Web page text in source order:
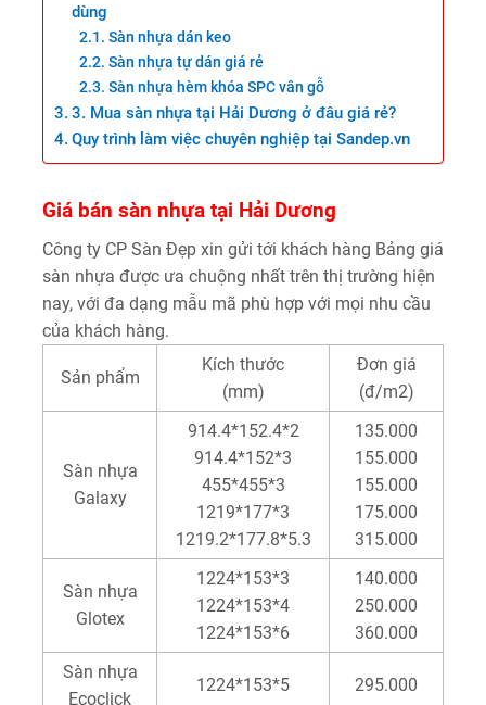
dùng
Sàn nhựa dán keo
Sàn nhựa tự dán giá rẻ
Sàn nhựa hèm khóa SPC vân gỗ
3. Mua sàn nhựa tại Hải Dương ở đâu giá rẻ?
Quy trình làm việc chuyên nghiệp tại Sandep.vn
Giá bán sàn nhựa tại Hải Dương
Công ty CP Sàn Đẹp xin gửi tới khách hàng Bảng giá
sàn nhựa được ưa chuộng nhất trên thị trường hiện
nay, với đa dạng mẫu mã phù hợp với mọi nhu cầu
của khách hàng.
Sản phẩm
Kích thước
(mm)
Đơn giá
(đ/m2)
Sàn nhựa
Galaxy
914.4*152.4*2
914.4*152*3
455*455*3
1219*177*3
1219.2*177.8*5.3
135.000
155.000
155.000
175.000
315.000
Sàn nhựa
Glotex
1224*153*3
1224*153*4
1224*153*6
140.000
250.000
360.000
Sàn nhựa
Ecoclick
1224*153*5 295.000